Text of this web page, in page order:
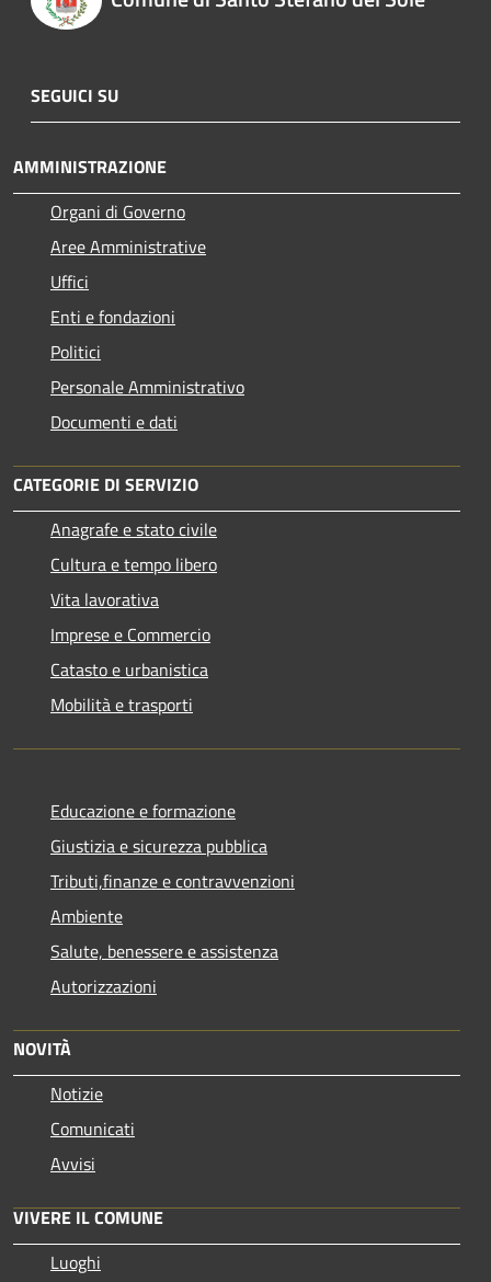
SEGUICI SU
AMMINISTRAZIONE
Organi di Governo
Aree Amministrative
Uffici
Enti e fondazioni
Politici
Personale Amministrativo
Documenti e dati
CATEGORIE DI SERVIZIO
Anagrafe e stato civile
Cultura e tempo libero
Vita lavorativa
Imprese e Commercio
Catasto e urbanistica
Mobilità e trasporti
Educazione e formazione
Giustizia e sicurezza pubblica
Tributi,finanze e contravvenzioni
Ambiente
Salute, benessere e assistenza
Autorizzazioni
NOVITÀ
Notizie
Comunicati
Avvisi
VIVERE IL COMUNE
Luoghi